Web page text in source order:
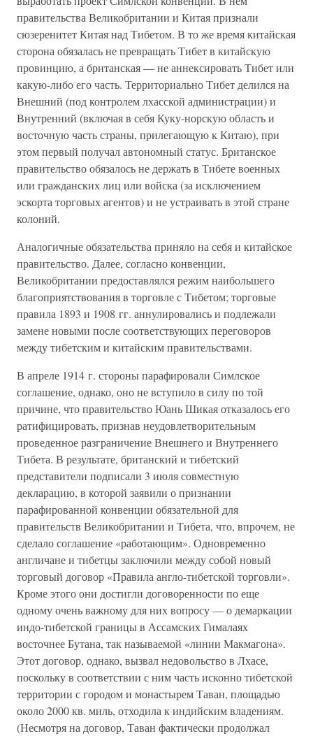
правительства Великобритании и Китая признали
сюзеренитет Китая над Тибетом. В то же время китайская
сторона обязалась не превращать Тибет в китайскую
провинцию, а британская — не аннексировать Тибет или
какую-либо его часть. Территориально Тибет делился на
Внешний (под контролем лхасской администрации) и
Внутренний (включая в себя Куку-норскую область и
восточную часть страны, прилегающую к Китаю), при
этом первый получал автономный статус. Британское
правительство обязалось не держать в Тибете военных
или гражданских лиц или войска (за исключением
эскорта торговых агентов) и не устраивать в этой стране
колоний.
Аналогичные обязательства приняло на себя и китайское
правительство. Далее, согласно конвенции,
Великобритании предоставлялся режим наибольшего
благоприятствования в торговле с Тибетом; торговые
правила 1893 и 1908 гг. аннулировались и подлежали
замене новыми после соответствующих переговоров
между тибетским и китайским правительствами.
В апреле 1914 г. стороны парафировали Симлское
соглашение, однако, оно не вступило в силу по той
причине, что правительство Юань Шикая отказалось его
ратифицировать, признав неудовлетворительным
проведенное разграничение Внешнего и Внутреннего
Тибета. В результате, британский и тибетский
представители подписали 3 июля совместную
декларацию, в которой заявили о признании
парафированной конвенции обязательной для
правительств Великобритании и Тибета, что, впрочем, не
сделало соглашение «работающим». Одновременно
англичане и тибетцы заключили между собой новый
торговый договор «Правила англо-тибетской торговли».
Кроме этого они достигли договоренности по еще
одному очень важному для них вопросу — о демаркации
индо-тибетской границы в Ассамских Гималаях
восточнее Бутана, так называемой «линии Макмагона».
Этот договор, однако, вызвал недовольство в Лхасе,
поскольку в соответствии с ним часть исконно тибетской
территории с городом и монастырем Таван, площадью
около 2000 кв. миль, отходила к индийским владениям.
(Несмотря на договор, Таван фактически продолжал